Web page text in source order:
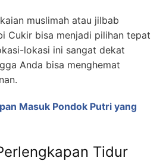
muslimah atau jilbab
Cukir bisa menjadi pilihan tepat
lokasi ini sangat dekat
Anda bisa menghemat
Masuk Pondok Putri yang
Tidur